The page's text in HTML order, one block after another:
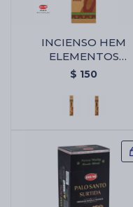
INCIENSO HEM
ELEMENTOS
SAGRADOS JUMBO -
$ 150
Cartas de Tarot
Artículos Religiosos
Aromatizantes de